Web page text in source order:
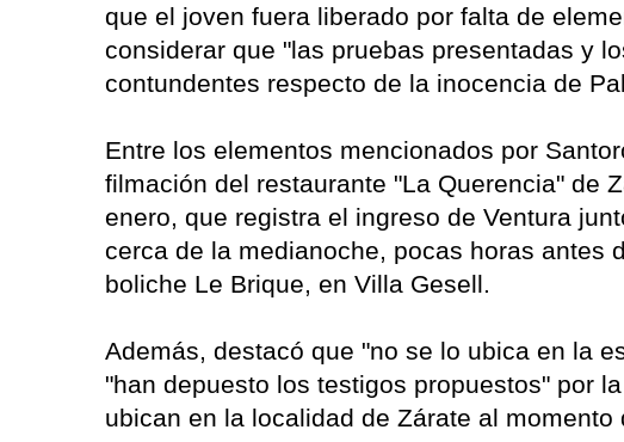
que el joven fuera liberado por falta de
considerar que "las pruebas presentadas y
contundentes respecto de la inocencia de
Entre los elementos mencionados por
filmación del restaurante "La Querencia" de
enero, que registra el ingreso de Ventura
cerca de la medianoche, pocas horas antes
boliche Le Brique, en Villa Gesell.
Además, destacó que "no se lo ubica en la
"han depuesto los testigos propuestos" por
ubican en la localidad de Zárate al momento